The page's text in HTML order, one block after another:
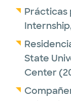
Prácticas
State
Center